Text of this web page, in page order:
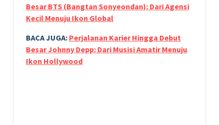
Besar BTS (Bangtan Sonyeondan): Dari Agensi
Kecil Menuju Ikon Global
BACA JUGA: Perjalanan Karier Hingga Debut
Besar Johnny Depp: Dari Musisi Amatir Menuju
Ikon Hollywood